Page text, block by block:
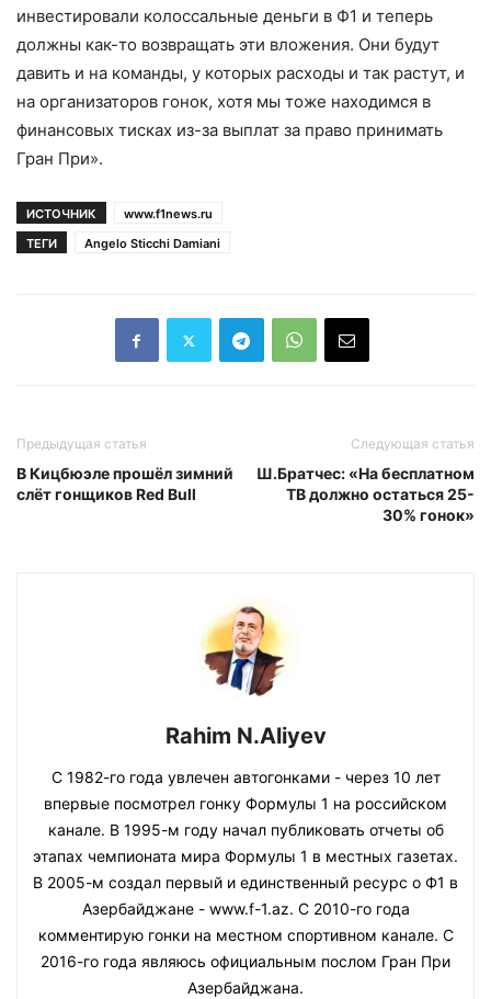
инвестировали колоссальные деньги в Ф1 и теперь
должны как-то возвращать эти вложения. Они будут
давить и на команды, у которых расходы и так растут, и
на организаторов гонок, хотя мы тоже находимся в
финансовых тисках из-за выплат за право принимать
Гран При».
ИСТОЧНИК
www.f1news.ru
ТЕГИ
Angelo Sticchi Damiani
Предыдущая статья
В Кицбюэле прошёл зимний
слёт гонщиков Red Bull
Следующая статья
Ш.Братчес: «На бесплатном
ТВ должно остаться 25-
30% гонок»
Rahim N.Aliyev
С 1982-го года увлечен автогонками - через 10 лет
впервые посмотрел гонку Формулы 1 на российском
канале. В 1995-м году начал публиковать отчеты об
этапах чемпионата мира Формулы 1 в местных газетах.
В 2005-м создал первый и единственный ресурс о Ф1 в
Азербайджане - www.f-1.az. С 2010-го года
комментирую гонки на местном спортивном канале. С
2016-го года являюсь официальным послом Гран При
Азербайджана.